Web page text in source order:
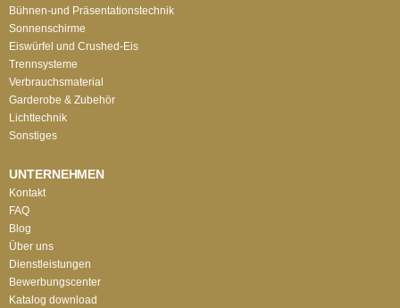
Bühnen-und Präsentationstechnik
Sonnenschirme
Eiswürfel und Crushed-Eis
Trennsysteme
Verbrauchsmaterial
Garderobe & Zubehör
Lichttechnik
Sonstiges
UNTERNEHMEN
Kontakt
FAQ
Blog
Über uns
Dienstleistungen
Bewerbungscenter
Katalog download